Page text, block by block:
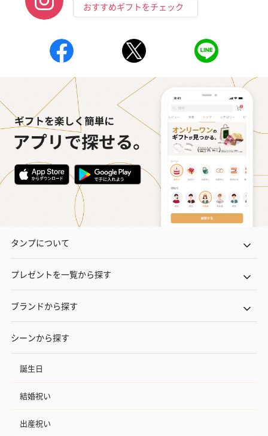
おすすめギフトをチェック
タンプについて
プレゼントを一覧から探す
ブランドから探す
シーンから探す
誕生日
結婚祝い
出産祝い